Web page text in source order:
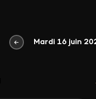
Mardi 16 juin